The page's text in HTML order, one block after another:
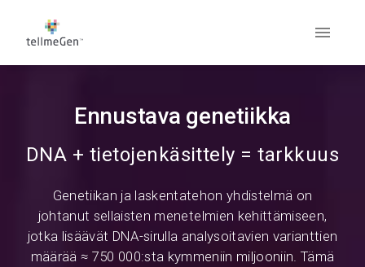
Ennustava genetiikka
DNA + tietojenkäsittely = tarkkuus
Genetiikan ja laskentatehon yhdistelmä on
johtanut sellaisten menetelmien kehittämiseen,
jotka lisäävät DNA-sirulla analysoitavien varianttien
määrää ≈ 750 000:sta kymmeniin miljooniin. Tämä